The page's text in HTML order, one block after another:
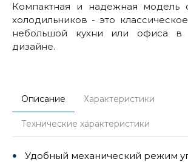
Компактная и надежная модель
холодильников - это
небольшой кухни или офиса в
дизайне.
Описание Характеристики
Технические характеристики
Удобный механический режим